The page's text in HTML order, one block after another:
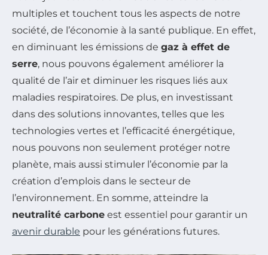
multiples et touchent tous les aspects de notre
société, de l’économie à la santé publique. En effet,
en diminuant les émissions de gaz à effet de
serre, nous pouvons également améliorer la
qualité de l’air et diminuer les risques liés aux
maladies respiratoires. De plus, en investissant
dans des solutions innovantes, telles que les
technologies vertes et l’efficacité énergétique,
nous pouvons non seulement protéger notre
planète, mais aussi stimuler l’économie par la
création d’emplois dans le secteur de
l’environnement. En somme, atteindre la
neutralité carbone est essentiel pour garantir un
avenir durable pour les générations futures.